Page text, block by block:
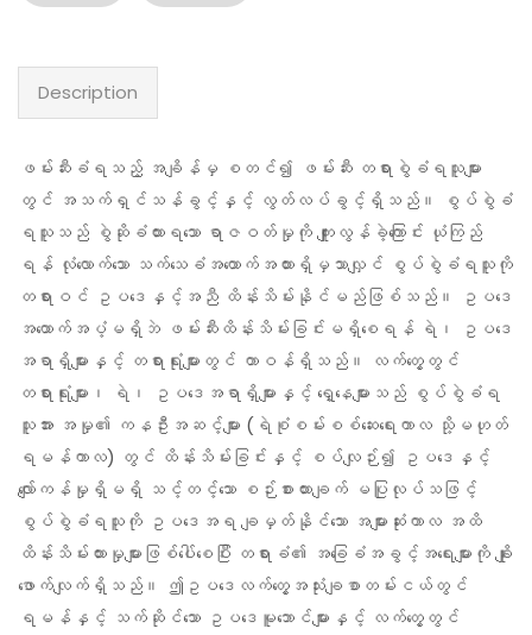
Description
ဖမ်းဆီးခံရသည့် အချိန်မှ စတင်၍ ဖမ်းဆီး တရားစွဲခံရသူများ
တွင် အသက်ရှင်သန်ခွင့်နှင့် လွတ်လပ်ခွင့်ရှိသည်။ စွပ်စွဲခံ
ရသူသည် စွဲဆိုခံထားရသော ရာဇဝတ်မှုကို ကျူးလွန်ခဲ့ကြောင်း ယုံကြည်
ရန် လုံလောက်သော သက်သေခံအထောက်အထားရှိမှသာလျှင် စွပ်စွဲခံရသူကို
တရားဝင် ဥပဒေနှင့်အညီ ထိန်းသိမ်းနိုင်မည်ဖြစ်သည်။ ဥပဒေ
အထောက်အပံ့မရှိဘဲ ဖမ်းဆီးထိန်းသိမ်းခြင်းမရှိစေရန် ရဲ၊ ဥပဒေ
အရာရှိများနှင့် တရားရုံးများတွင် တာဝန်ရှိသည်။ လက်တွေ့တွင်
တရားရုံးများ၊ ရဲ၊ ဥပဒေအရာရှိများနှင့် ရှေ့နေများသည် စွပ်စွဲခံရ
သူအား အမှု၏ ကနဦးအဆင့်များ (ရဲစုံစမ်းစစ်ဆေးရေးကာလ သို့မဟုတ်
ရမန်ကာလ) တွင် ထိန်းသိမ်းခြင်းနှင့် စပ်လျဉ်း၍ ဥပဒေနှင့်
လျော်ကန်မှုရှိမရှိ သင့်တင့်သော စဉ်းစားထားချက် မပြုလုပ်သဖြင့်
စွပ်စွဲခံရသူကို ဥပဒေအရ ချမှတ်နိုင်သော အများဆုံးကာလ အထိ
ထိန်းသိမ်းထားမှုများဖြစ်‌ပေါ်စေပြီး တရားခံ၏ အခြေခံအခွင့်အရေးများကို ချိုး
ဖောက်လျက်ရှိသည်။ ဤဥပဒေလက်တွေ့အသုံးချစာတမ်းငယ်တွင်
ရမန်နှင့် သက်ဆိုင်သော ဥပဒေမူဘောင်များနှင့် လက်တွေ့တွင်